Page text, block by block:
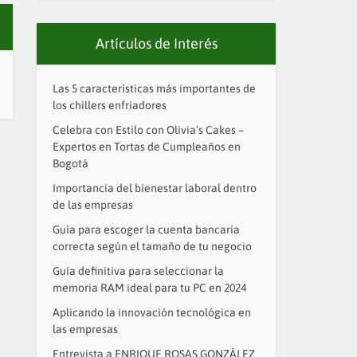
Artículos de Interés
Las 5 características más importantes de
los chillers enfriadores
Celebra con Estilo con Olivia’s Cakes –
Expertos en Tortas de Cumpleaños en
Bogotá
Importancia del bienestar laboral dentro
de las empresas
Guía para escoger la cuenta bancaria
correcta según el tamaño de tu negocio
Guía definitiva para seleccionar la
memoria RAM ideal para tu PC en 2024
Aplicando la innovación tecnológica en
las empresas
Entrevista a ENRIQUE ROSAS GONZÁLEZ